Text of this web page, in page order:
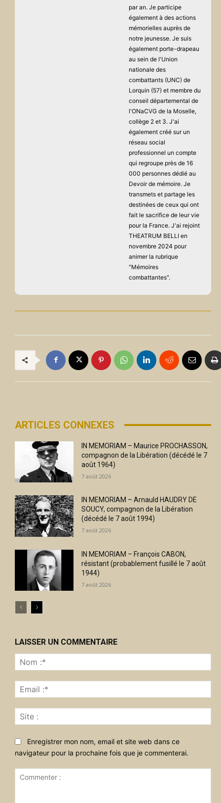
par an. Je participe
également à des actions
mémorielles auprès de
notre jeunesse. Je suis
également porte-drapeau
au sein de l'Union
nationale des
combattants (UNC) de
Lorquin (57) et membre du
conseil départemental de
l'ONaCVG de la Moselle,
collège 2 et 3. J'ai
également créé sur un
réseau social
professionnel un compte
qui regroupe près de 16
000 personnes dédié au
Devoir de mémoire. Je
transmets et partage les
destinées de ceux qui ont
fait le sacrifice de leur vie
pour la France. J'ai rejoint
THEATRUM BELLI en
novembre 2024 pour
animer la rubrique
"Mémoires
combattantes".
ARTICLES CONNEXES
IN MEMORIAM – Maurice PROCHASSON,
compagnon de la Libération (décédé le 7
août 1964)
7 août 2026
IN MEMORIAM – Arnauld HAUDRY DE
SOUCY, compagnon de la Libération
(décédé le 7 août 1994)
7 août 2026
IN MEMORIAM – François CABON,
résistant (probablement fusillé le 7 août
1944)
7 août 2026
LAISSER UN COMMENTAIRE
:*
:*
:
Enregistrer mon nom, email et site web dans ce
navigateur pour la prochaine fois que je commenterai.